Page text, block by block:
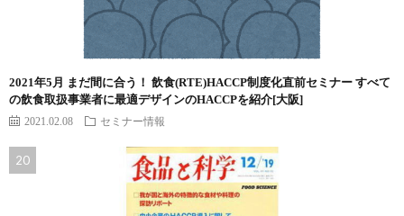
2021年5月 まだ間に合う！ 飲食(RTE)HACCP制度化直前セミナー すべて
の飲食取扱事業者に最適デザインのHACCPを紹介[大阪]
2021.02.08 セミナー情報